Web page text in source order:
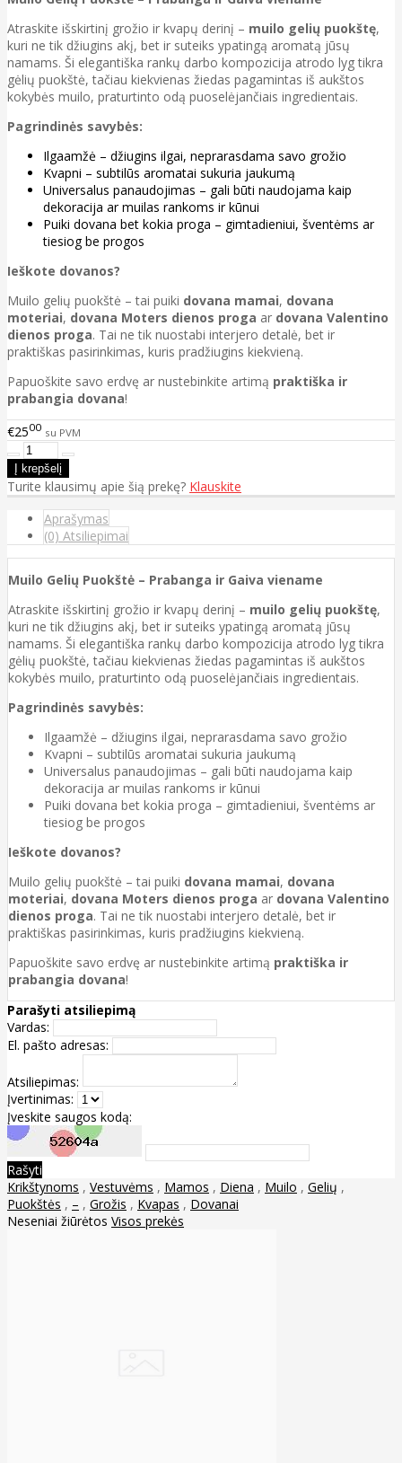
Atraskite išskirtinį grožio ir kvapų derinį – muilo gelių puokštę,
kuri ne tik džiugins akį, bet ir suteiks ypatingą aromatą jūsų
namams. Ši elegantiška rankų darbo kompozicija atrodo lyg tikra
gėlių puokštė, tačiau kiekvienas žiedas pagamintas iš aukštos
kokybės muilo, praturtinto odą puoselėjančiais ingredientais.
Pagrindinės savybės:
Ilgaamžė – džiugins ilgai, neprarasdama savo grožio
Kvapni – subtilūs aromatai sukuria jaukumą
Universalus panaudojimas – gali būti naudojama kaip
dekoracija ar muilas rankoms ir kūnui
Puiki dovana bet kokia proga – gimtadieniui, šventėms ar
tiesiog be progos
Ieškote dovanos?
Muilo gelių puokštė – tai puiki dovana mamai, dovana
moteriai, dovana Moters dienos proga ar dovana Valentino
dienos proga. Tai ne tik nuostabi interjero detalė, bet ir
praktiškas pasirinkimas, kuris pradžiugins kiekvieną.
Papuoškite savo erdvę ar nustebinkite artimą praktiška ir
prabangia dovana!
€2500 su PVM
Turite klausimų apie šią prekę? Klauskite
Aprašymas
(0) Atsiliepimai
Muilo Gelių Puokštė – Prabanga ir Gaiva viename
Atraskite išskirtinį grožio ir kvapų derinį – muilo gelių puokštę,
kuri ne tik džiugins akį, bet ir suteiks ypatingą aromatą jūsų
namams. Ši elegantiška rankų darbo kompozicija atrodo lyg tikra
gėlių puokštė, tačiau kiekvienas žiedas pagamintas iš aukštos
kokybės muilo, praturtinto odą puoselėjančiais ingredientais.
Pagrindinės savybės:
Ilgaamžė – džiugins ilgai, neprarasdama savo grožio
Kvapni – subtilūs aromatai sukuria jaukumą
Universalus panaudojimas – gali būti naudojama kaip
dekoracija ar muilas rankoms ir kūnui
Puiki dovana bet kokia proga – gimtadieniui, šventėms ar
tiesiog be progos
Ieškote dovanos?
Muilo gelių puokštė – tai puiki dovana mamai, dovana
moteriai, dovana Moters dienos proga ar dovana Valentino
dienos proga. Tai ne tik nuostabi interjero detalė, bet ir
praktiškas pasirinkimas, kuris pradžiugins kiekvieną.
Papuoškite savo erdvę ar nustebinkite artimą praktiška ir
prabangia dovana!
Parašyti atsiliepimą
Vardas:
El. pašto adresas:
Atsiliepimas:
Įvertinimas:
Įveskite saugos kodą:
Rašyti
Krikštynoms , Vestuvėms , Mamos , Diena , Muilo , Gelių ,
Puokštės , – , Grožis , Kvapas , Dovanai
Neseniai žiūrėtos Visos prekės